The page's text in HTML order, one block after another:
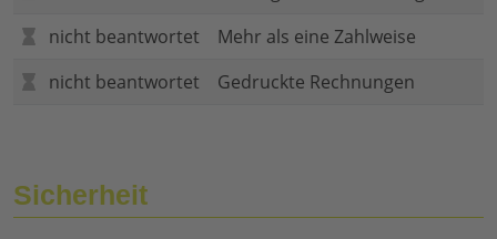
nicht beantwortet
Mehr als eine Zahlweise
nicht beantwortet
Gedruckte Rechnungen
Sicherheit